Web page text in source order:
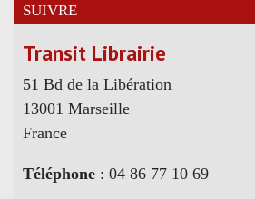
SUIVRE
Transit Librairie
51 Bd de la Libération
13001 Marseille
France
Téléphone : 04 86 77 10 69